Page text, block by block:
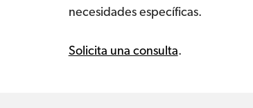
necesidades específicas.
Solicita una consulta.